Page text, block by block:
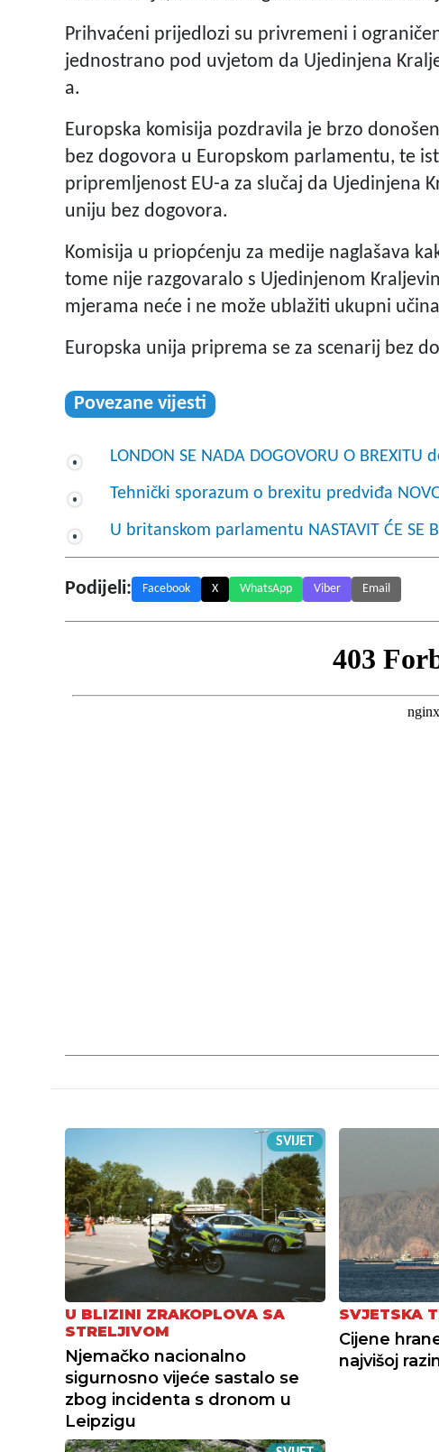
Prihvaćeni prijedlozi su privremeni i
jednostrano pod uvjetom da Ujedinjena
a.
Europska komisija pozdravila je brzo
bez dogovora u Europskom parlamentu, te
pripremljenost EU-a za slučaj da Ujedinjena
uniju bez dogovora.
Komisija u priopćenju za medije naglašava
tome nije razgovaralo s Ujedinjenom
mjerama neće i ne može ublažiti ukupni
Europska unija priprema se za scenarij bez
Povezane vijesti
LONDON SE NADA DOGOVORU O
Tehnički sporazum o brexitu predviđa NOVO
U britanskom parlamentu NASTAVIT ĆE SE
Podijeli: Facebook X WhatsApp Viber Email
SVIJET
U BLIZINI ZRAKOPLOVA SA
STRELJIVOM
Njemačko nacionalno
sigurnosno vijeće sastalo se
zbog incidenta s dronom u
Leipzigu
SVJETSKA
Cijene
najvišoj